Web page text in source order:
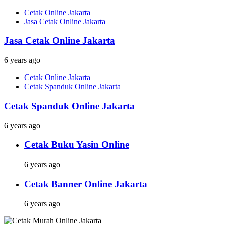
Cetak Online Jakarta
Jasa Cetak Online Jakarta
Jasa Cetak Online Jakarta
6 years ago
Cetak Online Jakarta
Cetak Spanduk Online Jakarta
Cetak Spanduk Online Jakarta
6 years ago
Cetak Buku Yasin Online
6 years ago
Cetak Banner Online Jakarta
6 years ago